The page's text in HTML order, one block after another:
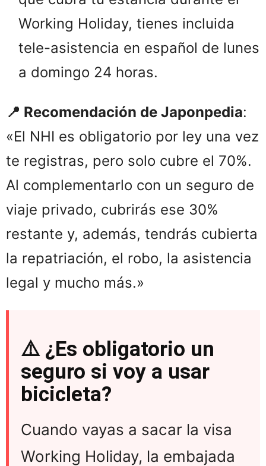
Working Holiday, tienes incluida
tele-asistencia en español de lunes
a domingo 24 horas.
📍 Recomendación de Japonpedia:
«El NHI es obligatorio por ley una vez
te registras, pero solo cubre el 70%.
Al complementarlo con un seguro de
viaje privado, cubrirás ese 30%
restante y, además, tendrás cubierta
la repatriación, el robo, la asistencia
legal y mucho más.»
⚠️ ¿Es obligatorio un
seguro si voy a usar
bicicleta?
Cuando vayas a sacar la visa
Working Holiday, la embajada